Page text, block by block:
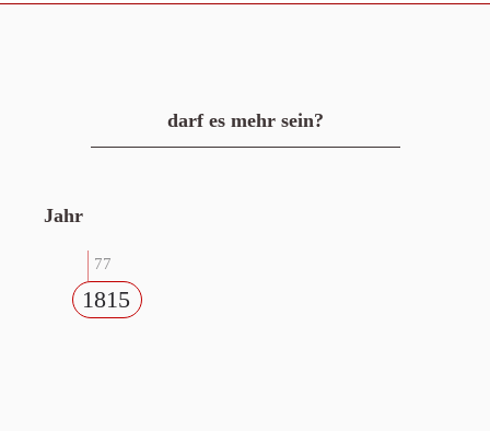
darf es mehr sein?
Jahr
77
1815